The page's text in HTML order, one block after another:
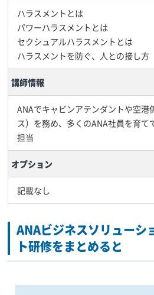
ハラスメントとは
パワーハラスメントとは
セクシュアルハラスメントとは
ハラスメントを防ぐ、人との接し方
講師情報
ANAでキャビンアテンダントや空港
ス）を務め、多くのANA社員を育て
担当
オプション
記載なし
ANAビジネスソリューシ
ト研修をまとめると